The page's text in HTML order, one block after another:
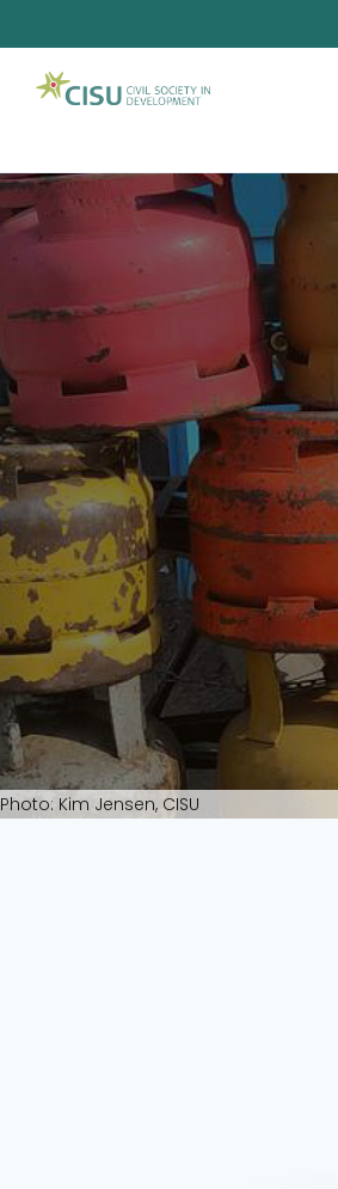
Photo: Kim Jensen, CISU